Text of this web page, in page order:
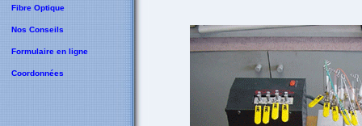
Fibre Optique
Nos Conseils
Formulaire en ligne
Coordonnées